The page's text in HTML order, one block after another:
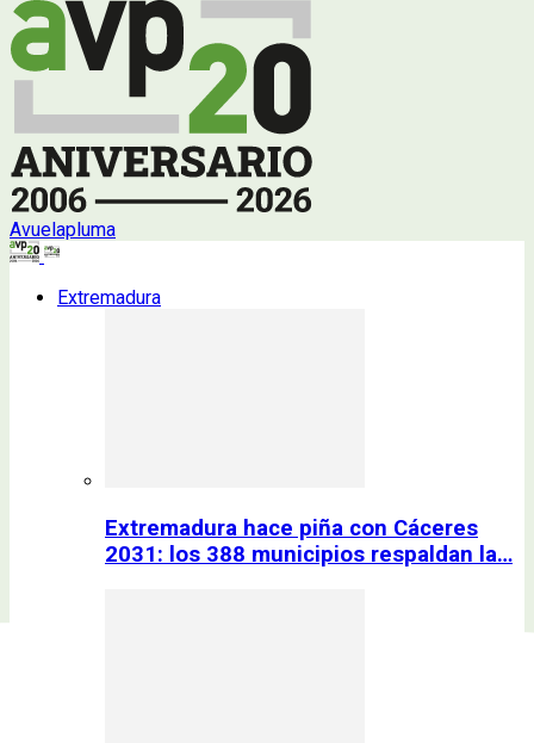
Avuelapluma
Extremadura
Extremadura hace piña con Cáceres
2031: los 388 municipios respaldan la…